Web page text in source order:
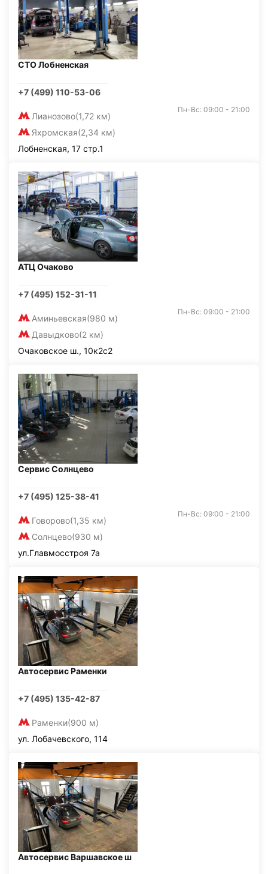
СТО Лобненская
+7 (499) 110-53-06
Лианозово(1,72 км)
Яхромская(2,34 км)
Пн-Вс: 09:00 - 21:00
Лобненская, 17 стр.1
АТЦ Очаково
+7 (495) 152-31-11
Аминьевская(980 м)
Давыдково(2 км)
Пн-Вс: 09:00 - 21:00
Очаковское ш., 10к2с2
Сервис Солнцево
+7 (495) 125-38-41
Говорово(1,35 км)
Солнцево(930 м)
Пн-Вс: 09:00 - 21:00
ул.Главмосстроя 7а
Автосервис Раменки
+7 (495) 135-42-87
Раменки(900 м)
ул. Лобачевского, 114
Автосервис Варшавское ш